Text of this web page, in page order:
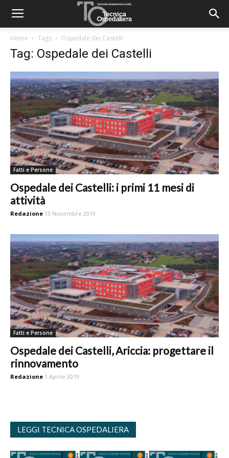
Home Tags Ospedale dei Castelli
Tag: Ospedale dei Castelli
Fatti e Persone
Ospedale dei Castelli: i primi 11 mesi di
attività
Redazione 13 Novembre 2019
Fatti e Persone
Ospedale dei Castelli, Ariccia: progettare il
rinnovamento
Redazione 1 Aprile 2019
LEGGI TECNICA OSPEDALIERA